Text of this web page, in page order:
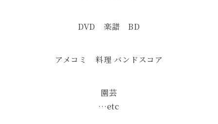
DVD 楽譜 BD
アメコミ 料理 バンドスコア
園芸
…etc